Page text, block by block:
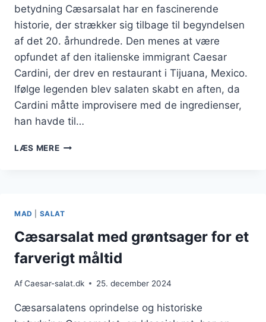
betydning Cæsarsalat har en fascinerende
historie, der strækker sig tilbage til begyndelsen
af det 20. århundrede. Den menes at være
opfundet af den italienske immigrant Caesar
Cardini, der drev en restaurant i Tijuana, Mexico.
Ifølge legenden blev salaten skabt en aften, da
Cardini måtte improvisere med de ingredienser,
han havde til…
LÆS MERECÆSARSALAT
MAD SALAT
Cæsarsalat med grøntsager for et
farverigt måltid
AfCaesar-salat.dk 25. december 2024
Cæsarsalatens oprindelse og historiske